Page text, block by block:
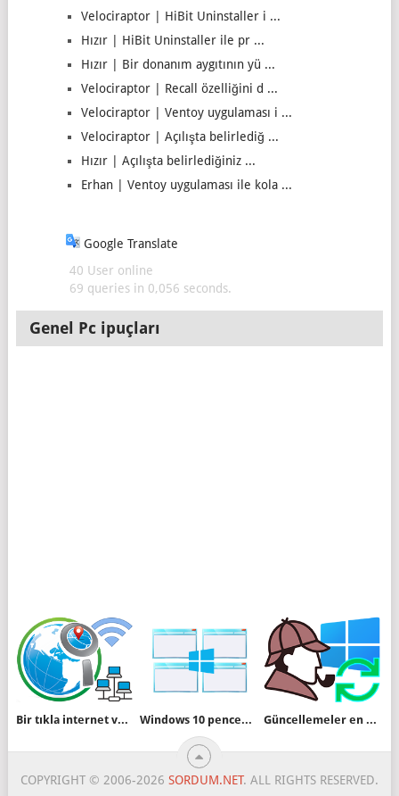
Velociraptor | HiBit Uninstaller i ...
Hızır | HiBit Uninstaller ile pr ...
Hızır | Bir donanım aygıtının yü ...
Velociraptor | Recall özelliğini d ...
Velociraptor | Ventoy uygulaması i ...
Velociraptor | Açılışta belirlediğ ...
Hızır | Açılışta belirlediğiniz ...
Erhan | Ventoy uygulaması ile kola ...
Google Translate
40 User online
69 queries in 0,056 seconds.
Genel Pc ipuçları
Bir tıkla internet ve yerel ip adresinizi bulun Windows 10 pencereleri yan yana göstersin Güncellemeler en son nezaman denetlenmiş
COPYRIGHT © 2006-2026 SORDUM.NET. ALL RIGHTS RESERVED.